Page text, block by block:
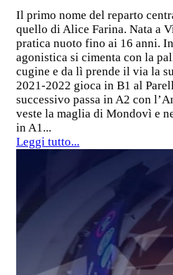
Il primo nome del reparto
quello di Alice Farina. Nata a
pratica nuoto fino ai 16 anni.
agonistica si cimenta con la
cugine e da lì prende il via la
2021-2022 gioca in B1 al
successivo passa in A2 con
veste la maglia di Mondovì e
in A1...
Leggi tutto...